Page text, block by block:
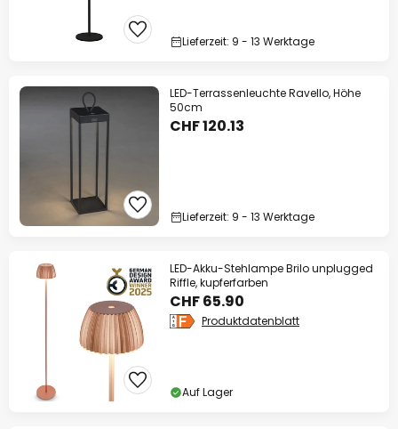
Lieferzeit: 9 - 13 Werktage
LED-Terrassenleuchte Ravello, Höhe
50cm
CHF 120.13
Lieferzeit: 9 - 13 Werktage
LED-Akku-Stehlampe Brilo unplugged
Riffle, kupferfarben
CHF 65.90
Produktdatenblatt
Auf Lager